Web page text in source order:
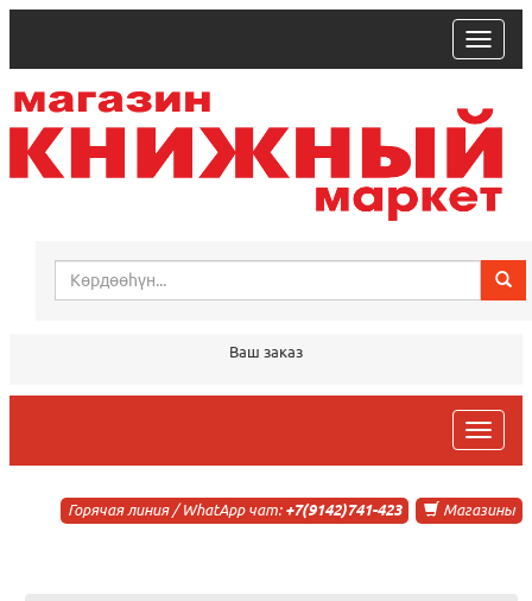
trk
Ваш заказ
trk
Магазины
Горячая линия / WhatApp чат: +7(9142)741-423